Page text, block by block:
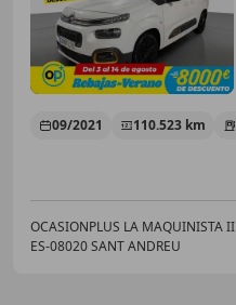
09/2021 110.523 km
OCASIONPLUS LA MAQUINISTA II
ES-08020 SANT ANDREU